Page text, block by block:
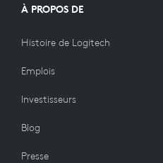
À PROPOS DE
Histoire de Logitech
Emplois
Investisseurs
Blog
Presse